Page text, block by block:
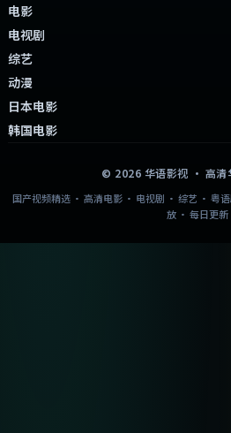
电影
电视剧
综艺
动漫
日本电影
韩国电影
© 2026 华语影视 · 高清
国产视频精选 · 高清电影 · 电视剧 · 综艺 · 粤
放 · 每日更新